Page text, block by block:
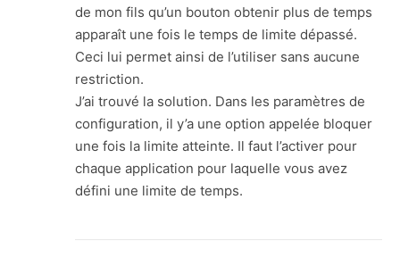
de mon fils qu’un bouton obtenir plus de temps
apparaît une fois le temps de limite dépassé.
Ceci lui permet ainsi de l’utiliser sans aucune
restriction.
J’ai trouvé la solution. Dans les paramètres de
configuration, il y’a une option appelée bloquer
une fois la limite atteinte. Il faut l’activer pour
chaque application pour laquelle vous avez
défini une limite de temps.